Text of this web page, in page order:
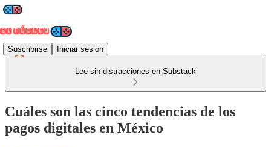
Suscribirse Iniciar sesión
Lee sin distracciones en Substack
Cuáles son las cinco tendencias de los
pagos digitales en México